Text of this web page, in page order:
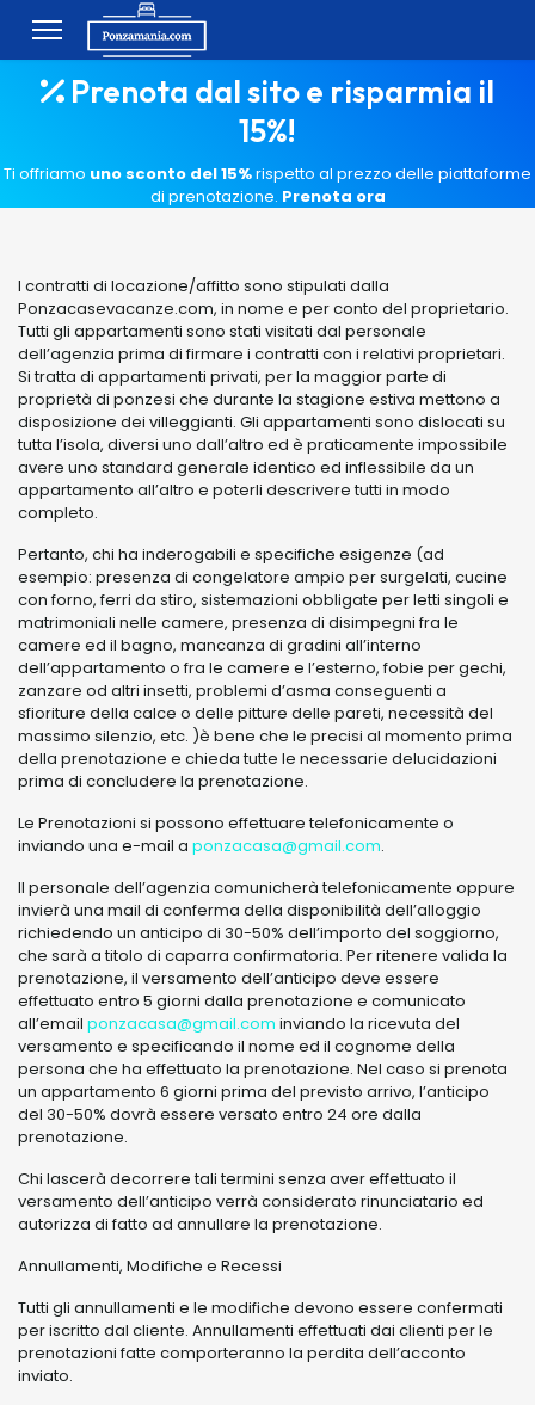
Prenota dal sito e risparmia il
15%!
Ti offriamo uno sconto del 15%rispetto al prezzo delle piattaforme
di prenotazione. Prenota ora
I contratti di locazione/affitto sono stipulati dalla
Ponzacasevacanze.com, in nome e per conto del proprietario.
Tutti gli appartamenti sono stati visitati dal personale
dell’agenzia prima di firmare i contratti con i relativi proprietari.
Si tratta di appartamenti privati, per la maggior parte di
proprietà di ponzesi che durante la stagione estiva mettono a
disposizione dei villeggianti. Gli appartamenti sono dislocati su
tutta l’isola, diversi uno dall’altro ed è praticamente impossibile
avere uno standard generale identico ed inflessibile da un
appartamento all’altro e poterli descrivere tutti in modo
completo.
Pertanto, chi ha inderogabili e specifiche esigenze (ad
esempio: presenza di congelatore ampio per surgelati, cucine
con forno, ferri da stiro, sistemazioni obbligate per letti singoli e
matrimoniali nelle camere, presenza di disimpegni fra le
camere ed il bagno, mancanza di gradini all’interno
dell’appartamento o fra le camere e l’esterno, fobie per gechi,
zanzare od altri insetti, problemi d’asma conseguenti a
sfioriture della calce o delle pitture delle pareti, necessità del
massimo silenzio, etc. )è bene che le precisi al momento prima
della prenotazione e chieda tutte le necessarie delucidazioni
prima di concludere la prenotazione.
Le Prenotazioni si possono effettuare telefonicamente o
inviando una e-mail a ponzacasa@gmail.com.
Il personale dell’agenzia comunicherà telefonicamente oppure
invierà una mail di conferma della disponibilità dell’alloggio
richiedendo un anticipo di 30-50% dell’importo del soggiorno,
che sarà a titolo di caparra confirmatoria. Per ritenere valida la
prenotazione, il versamento dell’anticipo deve essere
effettuato entro 5 giorni dalla prenotazione e comunicato
all’email ponzacasa@gmail.com inviando la ricevuta del
versamento e specificando il nome ed il cognome della
persona che ha effettuato la prenotazione. Nel caso si prenota
un appartamento 6 giorni prima del previsto arrivo, l’anticipo
del 30-50% dovrà essere versato entro 24 ore dalla
prenotazione.
Chi lascerà decorrere tali termini senza aver effettuato il
versamento dell’anticipo verrà considerato rinunciatario ed
autorizza di fatto ad annullare la prenotazione.
Annullamenti, Modifiche e Recessi
Tutti gli annullamenti e le modifiche devono essere confermati
per iscritto dal cliente. Annullamenti effettuati dai clienti per le
prenotazioni fatte comporteranno la perdita dell’acconto
inviato.